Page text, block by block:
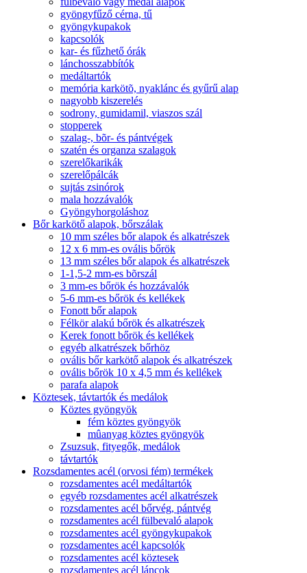
gyöngyfűző cérna, tű
gyöngykupakok
kapcsolók
kar- és fűzhető órák
lánchosszabbítók
medáltartók
memória karkötõ, nyaklánc és gyűrű alap
nagyobb kiszerelés
sodrony, gumidamil, viaszos szál
stopperek
szalag-, bõr- és pántvégek
szatén és organza szalagok
szerelőkarikák
szerelőpálcák
sujtás zsinórok
mala hozzávalók
Gyöngyhorgoláshoz
Bőr karkötő alapok, bőrszálak
10 mm széles bőr alapok és alkatrészek
12 x 6 mm-es ovális bőrök
13 mm széles bőr alapok és alkatrészek
1-1,5-2 mm-es bõrszál
3 mm-es bőrök és hozzávalók
5-6 mm-es bőrök és kellékek
Fonott bőr alapok
Félkör alakú bőrök és alkatrészek
Kerek fonott bőrök és kellékek
egyéb alkatrészek bőrhöz
ovális bőr karkötő alapok és alkatrészek
ovális bőrök 10 x 4,5 mm és kellékek
parafa alapok
Köztesek, távtartók és medálok
Köztes gyöngyök
fém köztes gyöngyök
mûanyag köztes gyöngyök
Zsuzsuk, fityegők, medálok
távtartók
Rozsdamentes acél (orvosi fém) termékek
rozsdamentes acél medáltartók
egyéb rozsdamentes acél alkatrészek
rozsdamentes acél bőrvég, pántvég
rozsdamentes acél fülbevaló alapok
rozsdamentes acél gyöngykupakok
rozsdamentes acél kapcsolók
rozsdamentes acél köztesek
rozsdamentes acél láncok